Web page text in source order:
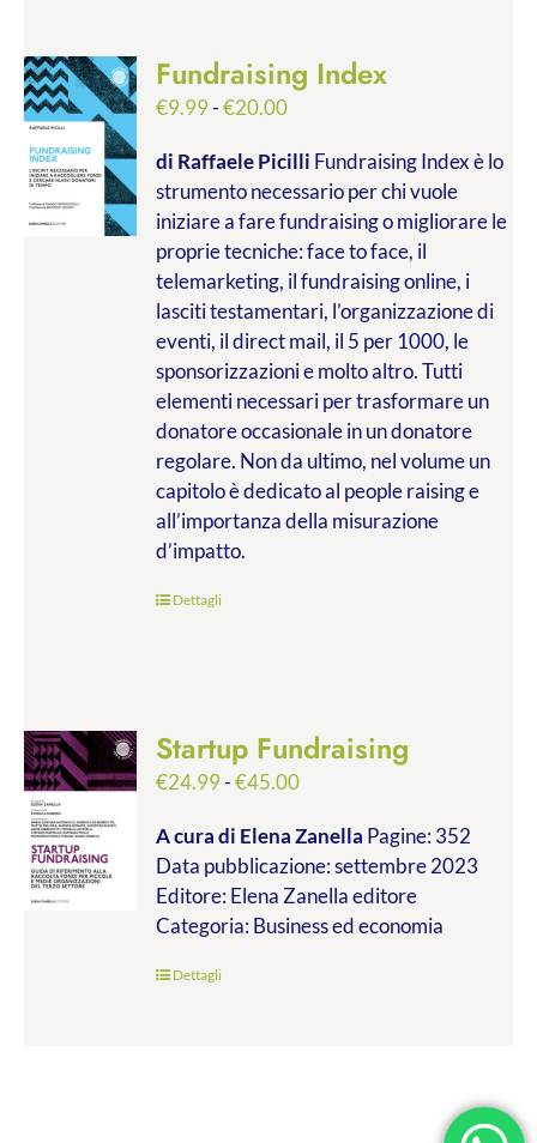
Fundraising Index
€9.99-€20.00Fascia
prezzo:
da
€9.99
a
€20.00
di Raffaele Picilli Fundraising Index è lo
strumento necessario per chi vuole
iniziare a fare fundraising o migliorare le
proprie tecniche: face to face, il
telemarketing, il fundraising online, i
lasciti testamentari, l’organizzazione di
eventi, il direct mail, il 5 per 1000, le
sponsorizzazioni e molto altro. Tutti
elementi necessari per trasformare un
donatore occasionale in un donatore
regolare. Non da ultimo, nel volume un
capitolo è dedicato al people raising e
all’importanza della misurazione
d’impatto.
Dettagli
Startup Fundraising
€24.99-€45.00Fascia
prezzo:
da
€24.99
a
A cura di Elena Zanella Pagine: 352
Data pubblicazione: settembre 2023
Editore: Elena Zanella editore
Categoria: Business ed economia
Dettagli